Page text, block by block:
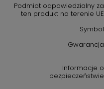
Podmiot odpowiedzialny za
ten produkt na terenie UE
Symbol
Gwarancja
Informacje o
bezpieczeństwie